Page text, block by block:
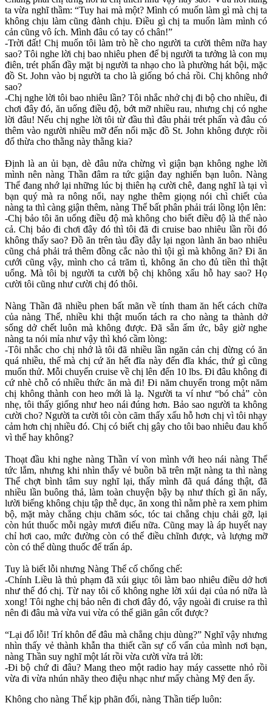
ta vừa nghĩ thầm: “Tuy hai mà một? Mình có muốn làm gì mà chị ta
không chịu làm cũng đành chịu. Điều gì chị ta muốn làm mình có
cản cũng vô ích. Mình đâu có tay có chân!”
-Trời đất! Chị muốn tôi làm trò hề cho người ta cười thêm nữa hay
sao? Tôi nghe lời chị bao nhiêu phen để bị người ta tưởng là con mụ
điên, trét phấn đầy mặt bị người ta nhạo cho là phường hát bội, mặc
đồ St. John vào bị người ta cho là giống bó chả rồi. Chị không nhớ
sao?
-Chị nghe lời tôi bao nhiêu lần? Tôi nhắc nhở chị đi bộ cho nhiều, đi
chơi đây đó, ăn uống điều độ, bớt mỡ nhiều rau, nhưng chị có nghe
lời đâu! Nếu chị nghe lời tôi từ đầu thì đâu phải trét phấn và đâu có
thêm vào người nhiều mỡ đến nổi mặc đồ St. John không được rồi
đổ thừa cho thằng này thằng kia?
Định là an ủi bạn, dè đâu nửa chừng vì giận bạn không nghe lời
mình nên nàng Thần đâm ra tức giận đay nghiến bạn luôn. Nàng
Thể đang nhớ lại những lúc bị thiên hạ cười chê, đang nghĩ là tại vì
bạn quý mà ra nông nổi, nay nghe thêm giọng nói chì chiết của
nàng ta thì càng giận thêm, nàng Thể bất phân phải trái lồng lộn lên:
-Chị bảo tôi ăn uống điều độ mà không cho biết điều độ là thế nào
cả. Chị bảo đi chơi đây đó thì tôi đã đi cruise bao nhiêu lần rồi đó
không thấy sao? Đồ ăn trên tàu đầy dẫy lại ngon lành ăn bao nhiêu
cũng chả phải trả thêm đồng cắc nào thì tội gì mà không ăn? Đi ăn
cưới cũng vậy, mình cho cả trăm tì, không ăn cho đủ tiền thì thật
uổng. Mà tôi bị người ta cười bộ chị không xấu hỗ hay sao? Họ
cười tôi cũng như cười chị đó thôi.
Nàng Thần đã nhiều phen bất mãn về tính tham ăn hết cách chữa
của nàng Thể, nhiều khi thật muốn tách ra cho nàng ta thành dở
sống dở chết luôn mà không được. Đã sẵn ấm ức, bây giờ nghe
nàng ta nói mỉa như vậy thì khó cầm lòng:
-Tôi nhắc cho chị nhớ là tôi đã nhiều lần ngăn cản chị đừng có ăn
quá nhiều, thế mà chị cứ ăn hết đĩa này đến đĩa khác, thứ gì cũng
muốn thử. Mỗi chuyến cruise về chị lên đến 10 lbs. Đi đâu không đi
cứ nhè chỗ có nhiều thức ăn mà đi! Đi năm chuyến trong một năm
chị không thành con heo mới là lạ. Người ta ví như “bó chả” còn
nhẹ, tôi thấy giống như heo nái đúng hơn. Bảo sao người ta không
cười cho? Người ta cười tôi còn cãm thấy xấu hỗ hơn chị vì tôi nhạy
cảm hơn chị nhiều đó. Chị có biết chị gây cho tôi bao nhiêu đau khổ
vì thế hay không?
Thoạt đầu khi nghe nàng Thần ví von mình với heo nái nàng Thể
tức lắm, nhưng khi nhìn thấy vẻ buồn bã trên mặt nàng ta thì nàng
Thể chợt bình tâm suy nghĩ lại, thấy mình đã quá đáng thật, đã
nhiều lần buông thả, làm toàn chuyện bậy bạ như thích gì ăn nấy,
lười biếng không chịu tập thễ dục, ăn xong thì nằm phè ra xem phim
bộ, mặt mày chẳng chịu chăm sóc, tóc tai chẳng chịu chải gỡ, lại
còn hút thuốc mỗi ngày mươi điếu nữa. Cũng may là áp huyết nay
chỉ hơi cao, mức đường còn có thể điều chĩnh được, và lượng mỡ
còn có thể dùng thuốc để trấn áp.
Tuy là biết lỗi nhưng Nàng Thể cố chống chế:
-Chính Liều là thủ phạm đã xúi giục tôi làm bao nhiêu điều dở hơi
như thế đó chị. Từ nay tôi cố không nghe lời xúi dại của nó nữa là
xong! Tôi nghe chị bảo nên đi chơi đây đó, vậy ngoài đi cruise ra thì
nên đi đâu mà vừa vui vừa có thể giãn gân cốt được?
“Lại đổ lỗi! Trí khôn để đâu mà chẳng chịu dùng?” Nghĩ vậy nhưng
nhìn thấy vẻ thành khẫn tha thiết cần sự cố vấn của mình nơi bạn,
nàng Thần suy nghĩ một lát rồi vừa cười vừa trả lời:
-Đi bộ chứ đi đâu? Mang theo một radio hay máy cassette nhỏ rồi
vừa đi vừa nhún nhãy theo điệu nhạc như mấy chàng Mỹ đen ấy.
Không cho nàng Thể kịp phãn đối, nàng Thần tiếp luôn: